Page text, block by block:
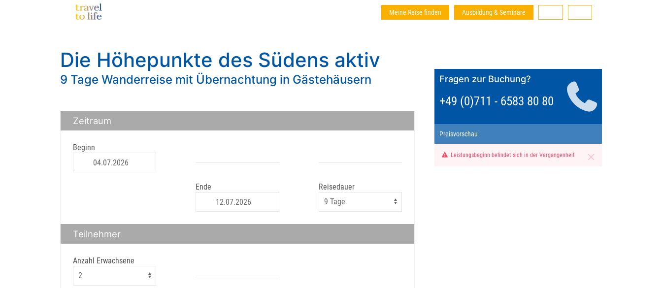
Meine Reise finden Ausbildung & Seminare
Die Höhepunkte des Südens aktiv
9 Tage Wanderreise mit Übernachtung in Gästehäusern
Zeitraum
Beginn
Ende Reisedauer
Teilnehmer
Anzahl Erwachsene
Fragen zur Buchung?
+49 (0)711 - 6583 80 80
Preisvorschau
Leistungsbeginn befindet sich in der Vergangenheit